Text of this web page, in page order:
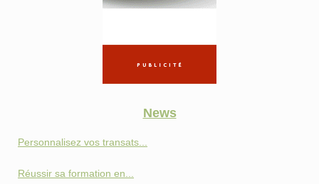
News
Personnalisez vos transats...
Réussir sa formation en...